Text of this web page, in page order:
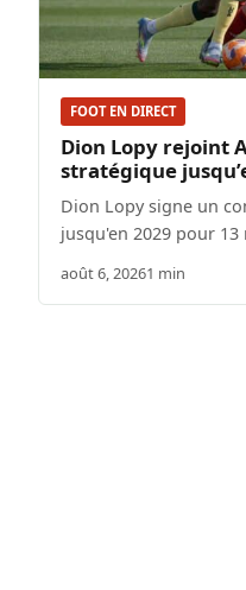
FOOT EN DIRECT
Dion Lopy rejoint
stratégique
Dion Lopy signe un
jusqu'en 2029 pour
août 6, 20261 min